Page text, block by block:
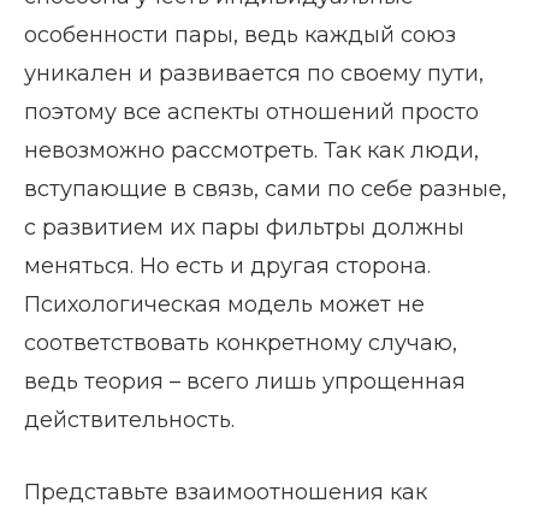
особенности пары, ведь каждый союз
уникален и развивается по своему пути,
поэтому все аспекты отношений просто
невозможно рассмотреть. Так как люди,
вступающие в связь, сами по себе разные,
с развитием их пары фильтры должны
меняться. Но есть и другая сторона.
Психологическая модель может не
соответствовать конкретному случаю,
ведь теория – всего лишь упрощенная
действительность.
Представьте взаимоотношения как